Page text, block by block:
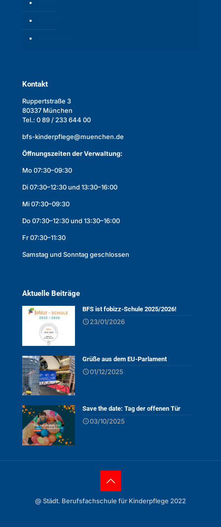
Kontakt
Ruppertstraße 3
80337 München
Tel.: 0 89 / 233 644 00
bfs-kinderpflege@muenchen.de
Öffnungszeiten der Verwaltung:
Mo 07:30–09:30
Di 07:30–12:30 und 13:30–16:00
Mi 07:30–09:30
Do 07:30–12:30 und 13:30–16:00
Fr 07:30–11:30
Samstag und Sonntag geschlossen
Aktuelle Beiträge
BFS ist fobizz-Schule 2025/2026!
23/01/2026
Grüße aus dem EU-Parlament
01/12/2025
Save the date: Tag der offenen Tür
03/10/2025
@ Städt. Berufsfachschule für Kinderpflege 2022